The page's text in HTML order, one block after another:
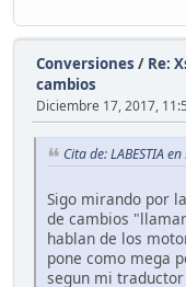
Conversiones / Re:
cambios
Diciembre 17, 2017,
Cita de: LABESTIA
Sigo mirando por
de cambios
hablan de los
pone como mega
segun mi